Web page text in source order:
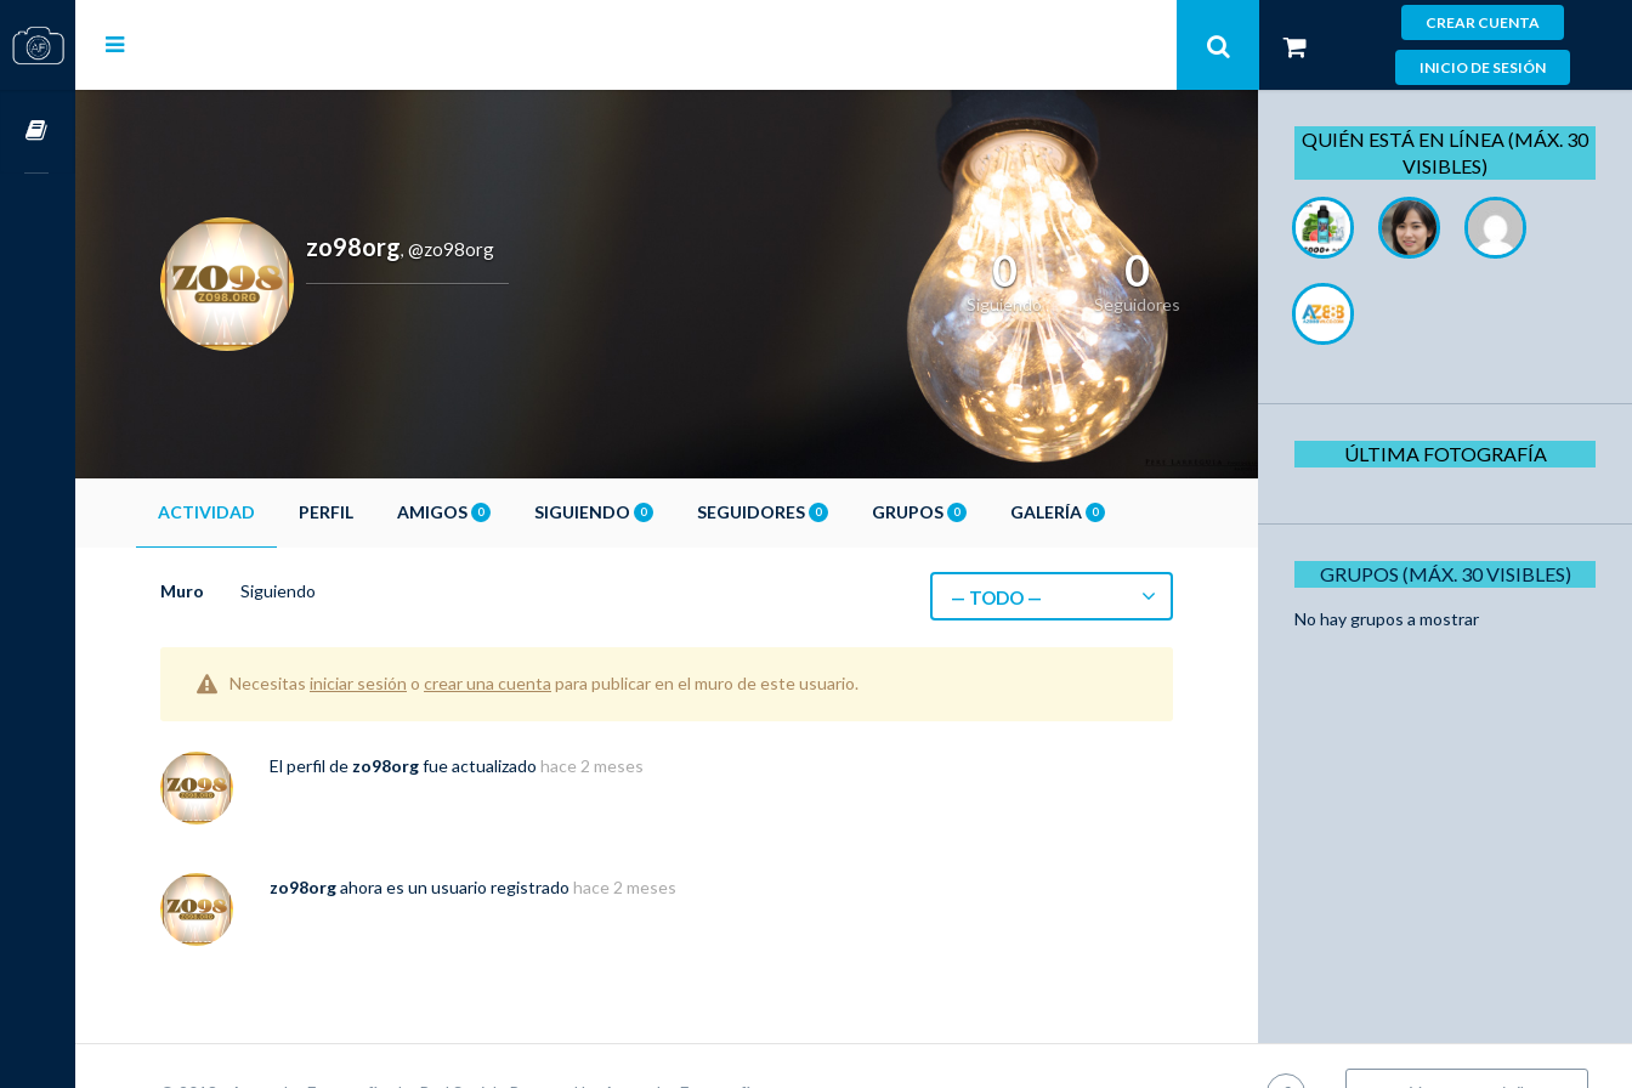
CREAR CUENTA
INICIO DE SESIÓN
zo98org, @zo98org 0
Siguiendo
0
Seguidores
ACTIVIDAD PERFIL AMIGOS 0 SIGUIENDO 0 SEGUIDORES 0 GRUPOS 0 GALERÍA 0
Muro Siguiendo — TODO —
Necesitas iniciar sesión o crear una cuenta para publicar en el muro de este usuario.
El perfil dezo98orgfue actualizado hace 2 meses
zo98orgahora es un usuario registrado hace 2 meses
QUIÉN ESTÁ EN LÍNEA (MÁX. 30
VISIBLES)
ÚLTIMA FOTOGRAFÍA
GRUPOS (MÁX. 30 VISIBLES)
No hay grupos a mostrar